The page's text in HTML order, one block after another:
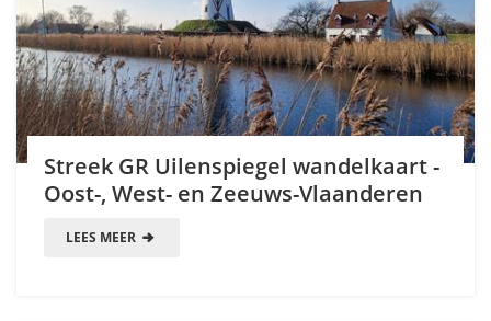
Streek GR Uilenspiegel wandelkaart -
Oost-, West- en Zeeuws-Vlaanderen
LEES MEER